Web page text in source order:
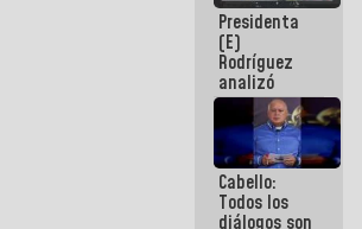
encuentro
presencial
para el
diálogo
Presidenta
(E)
Rodríguez
analizó
junto a
gobernadores
planes de
recuperación
del Sistema
Eléctrico
Cabello:
Todos los
diálogos son